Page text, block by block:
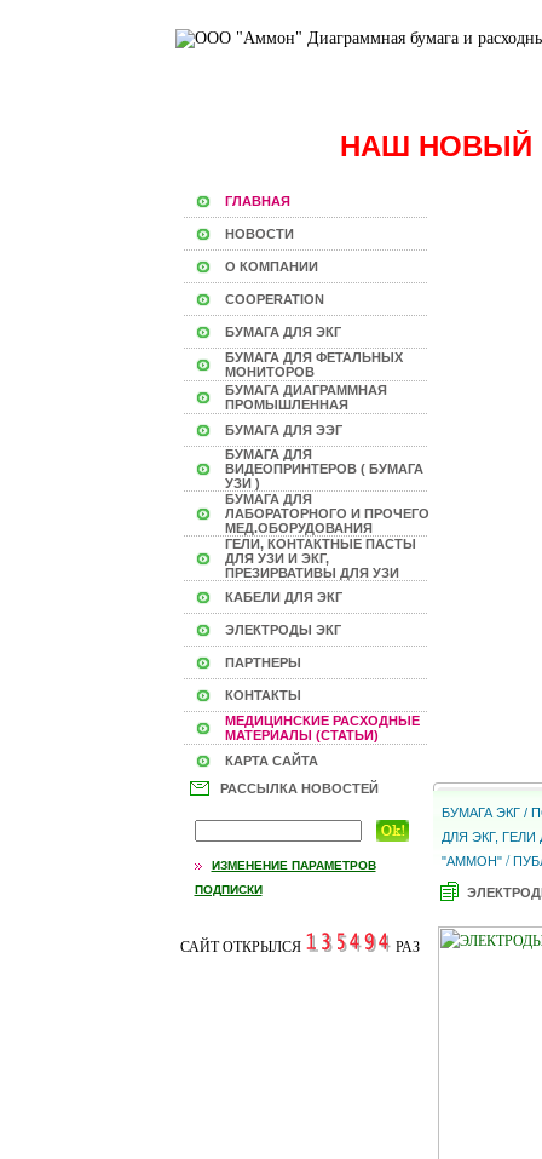
НАШ НОВЫЙ
ГЛАВНАЯ
НОВОСТИ
О КОМПАНИИ
COOPERATION
БУМАГА ДЛЯ ЭКГ
БУМАГА ДЛЯ ФЕТАЛЬНЫХ
МОНИТОРОВ
БУМАГА ДИАГРАММНАЯ
ПРОМЫШЛЕННАЯ
БУМАГА ДЛЯ ЭЭГ
БУМАГА ДЛЯ
ВИДЕОПРИНТЕРОВ ( БУМАГА
УЗИ )
БУМАГА ДЛЯ
ЛАБОРАТОРНОГО И ПРОЧЕГО
МЕД.ОБОРУДОВАНИЯ
ГЕЛИ, КОНТАКТНЫЕ ПАСТЫ
ДЛЯ УЗИ И ЭКГ,
ПРЕЗИРВАТИВЫ ДЛЯ УЗИ
КАБЕЛИ ДЛЯ ЭКГ
ЭЛЕКТРОДЫ ЭКГ
ПАРТНЕРЫ
КОНТАКТЫ
МЕДИЦИНСКИЕ РАСХОДНЫЕ
МАТЕРИАЛЫ (СТАТЬИ)
КАРТА САЙТА
РАССЫЛКА НОВОСТЕЙ
ИЗМЕНЕНИЕ ПАРАМЕТРОВ
ПОДПИСКИ
САЙТ ОТКРЫЛСЯ РАЗ
БУМАГА ЭКГ /
ДЛЯ ЭКГ,
"АММОН"/